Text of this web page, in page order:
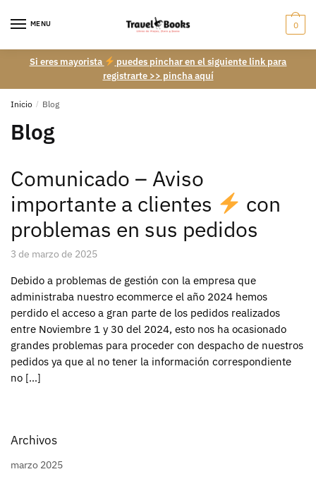
MENU 0
Si eres mayorista
puedes pinchar en el siguiente link para
registrarte >> pincha aquí
Inicio / Blog
Blog
Comunicado – Aviso
importante a clientes
con
problemas en sus pedidos
3 de marzo de 2025
Debido a problemas de gestión con la empresa que
administraba nuestro ecommerce el año 2024 hemos
perdido el acceso a gran parte de los pedidos realizados
entre Noviembre 1 y 30 del 2024, esto nos ha ocasionado
grandes problemas para proceder con despacho de nuestros
pedidos ya que al no tener la información correspondiente
no […]
Archivos
marzo 2025